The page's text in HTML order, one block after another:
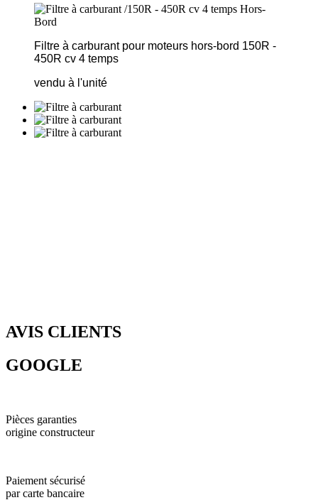
Filtre à carburant pour moteurs hors-bord 150R -
450R cv 4 temps
vendu à l'unité
AVIS CLIENTS
GOOGLE
Pièces garanties
origine constructeur
Paiement sécurisé
par carte bancaire